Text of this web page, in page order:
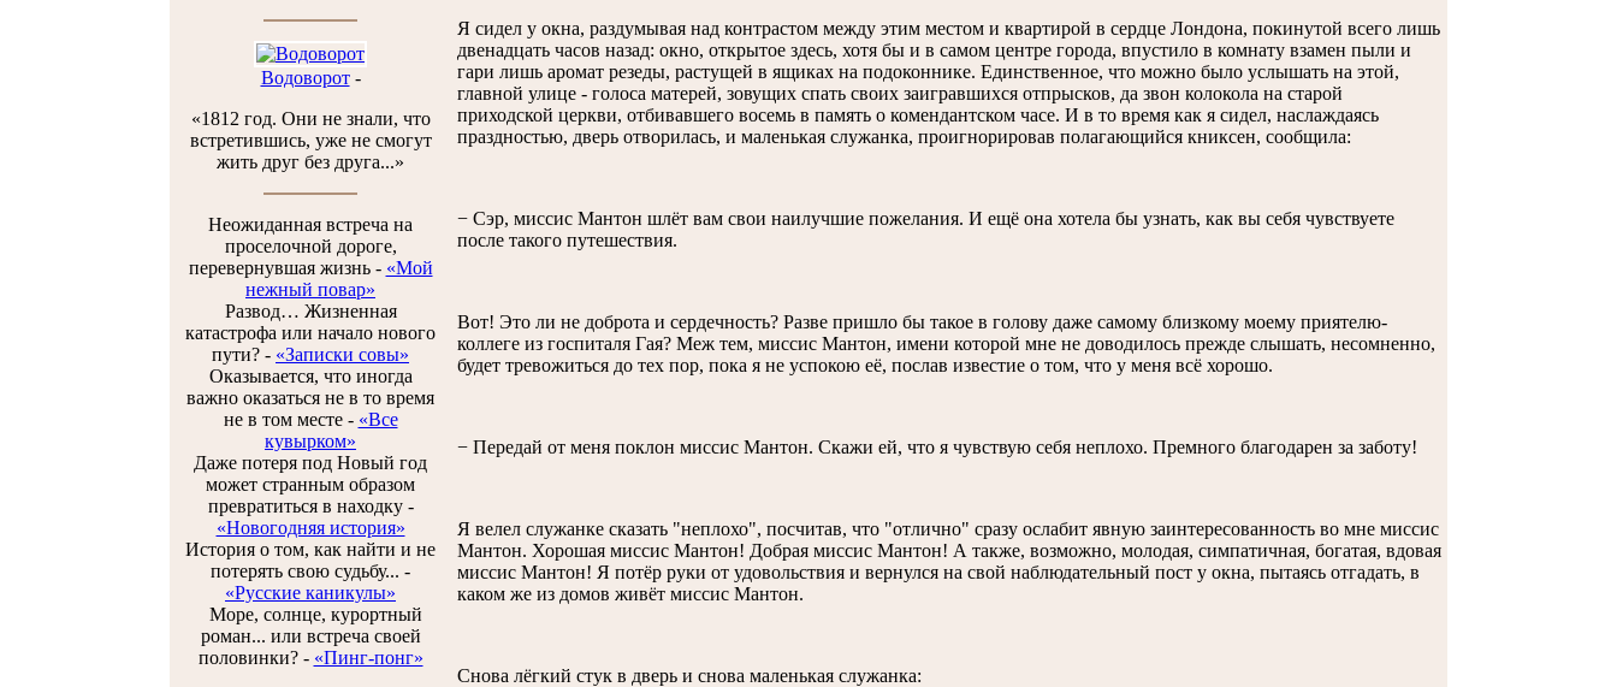
Водоворот-
«1812 год. Они не знали, что
встретившись, уже не смогут
жить друг без друга...»
Неожиданная встреча на
проселочной дороге,
перевернувшая жизнь - «Мой
нежный повар»
Развод… Жизненная
катастрофа или начало нового
пути? - «Записки совы»
Оказывается, что иногда
важно оказаться не в то время
не в том месте - «Все
кувырком»
Даже потеря под Новый год
может странным образом
превратиться в находку -
«Новогодняя история»
История о том, как найти и не
потерять свою судьбу... -
«Русские каникулы»
Море, солнце, курортный
роман... или встреча своей
половинки? - «Пинг-понг»
Я сидел у окна, раздумывая над контрастом между этим местом и квартирой в сердце Лондона, покинутой всего лишь
двенадцать часов назад: окно, открытое здесь, хотя бы и в самом центре города, впустило в комнату взамен пыли и
гари лишь аромат резеды, растущей в ящиках на подоконнике. Единственное, что можно было услышать на этой,
главной улице - голоса матерей, зовущих спать своих заигравшихся отпрысков, да звон колокола на старой
приходской церкви, отбивавшего восемь в память о комендантском часе. И в то время как я сидел, наслаждаясь
праздностью, дверь отворилась, и маленькая служанка, проигнорировав полагающийся книксен, сообщила:
− Сэр, миссис Мантон шлёт вам свои наилучшие пожелания. И ещё она хотела бы узнать, как вы себя чувствуете
после такого путешествия.
Вот! Это ли не доброта и сердечность? Разве пришло бы такое в голову даже самому близкому моему приятелю-
коллеге из госпиталя Гая? Меж тем, миссис Мантон, имени которой мне не доводилось прежде слышать, несомненно,
будет тревожиться до тех пор, пока я не успокою её, послав известие о том, что у меня всё хорошо.
− Передай от меня поклон миссис Мантон. Скажи ей, что я чувствую себя неплохо. Премного благодарен за заботу!
Я велел служанке сказать "неплохо", посчитав, что "отлично" сразу ослабит явную заинтересованность во мне миссис
Мантон. Хорошая миссис Мантон! Добрая миссис Мантон! А также, возможно, молодая, симпатичная, богатая, вдовая
миссис Мантон! Я потёр руки от удовольствия и вернулся на свой наблюдательный пост у окна, пытаясь отгадать, в
каком же из домов живёт миссис Мантон.
Снова лёгкий стук в дверь и снова маленькая служанка: